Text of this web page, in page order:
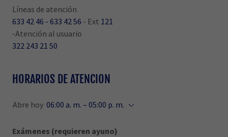
633 42 46 - 633 42 56 - Ext 121
322 243 21 50
HORARIOS DE ATENCION
Abre hoy 06:00 a. m. – 05:00 p. m.
Exámenes (requieren ayuno)